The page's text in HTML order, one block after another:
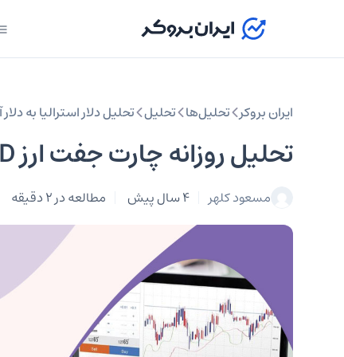
ایران بروکر تحلیل‌ها تحلیل‌ تحلیل دلار استرالیا به دلار
تحلیل روزانه چارت جفت ارز AUDUSD در چهارشنبه ۲ آذر
مسعود کلهر 4 سال پیش مطالعه در 2 دقیقه